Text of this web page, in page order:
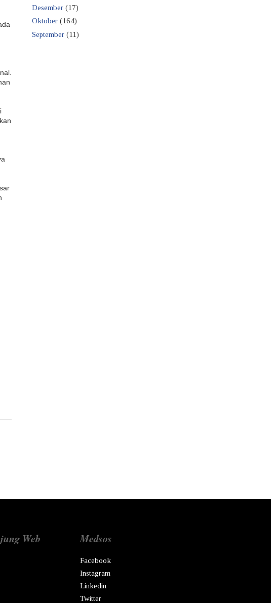
Desember (17)
Oktober (164)
September (11)
Web Medsos
Facebook
Instagram
Linkedin
Twitter